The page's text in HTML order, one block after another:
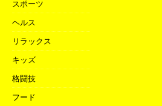
スポーツ
ヘルス
リラックス
キッズ
格闘技
フード